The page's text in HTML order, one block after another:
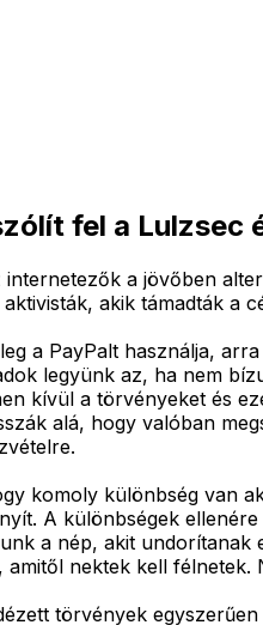
fel a Lulzsec
a jövőben
akik támadták a
a PayPalt használja,
legyünk az, ha nem
kívül a törvényeket és
alá, hogy valóban
komoly különbség van
A különbségek
a nép, akit
amitől nektek kell
törvények